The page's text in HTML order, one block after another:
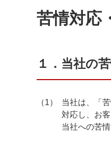
苦情対応
１．当社の
（1）
当社は、「
対応し、お
当社への苦